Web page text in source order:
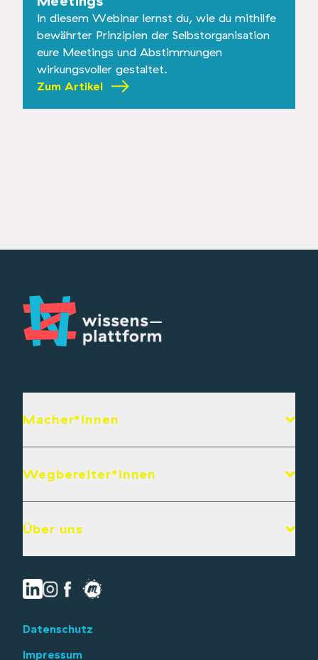
In diesem Webinar lernst du, wie du mithilfe
bewährter Prinzipien der Selbstorganisation
eure Meetings und Abstimmungen
wirkungsvoller gestaltet.
Zum Artikel
Macher*innen
Wegbereiter*innen
Über uns
Datenschutz
Impressum